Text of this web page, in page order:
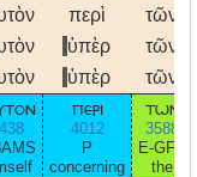
περὶ τῶν
ὑπὲρ τῶν
ὑπὲρ τῶν
περι
4012
P
concerning
των
3588
E-GFP
the